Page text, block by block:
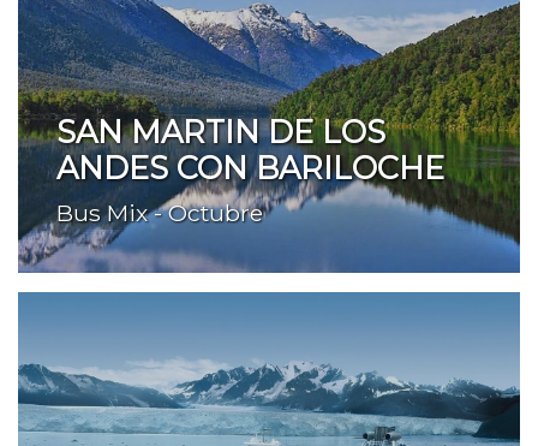
SAN MARTIN DE LOS
ANDES CON BARILOCHE
Bus Mix - Octubre